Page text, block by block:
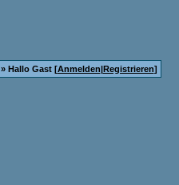
» Hallo Gast [Anmelden|Registrieren]